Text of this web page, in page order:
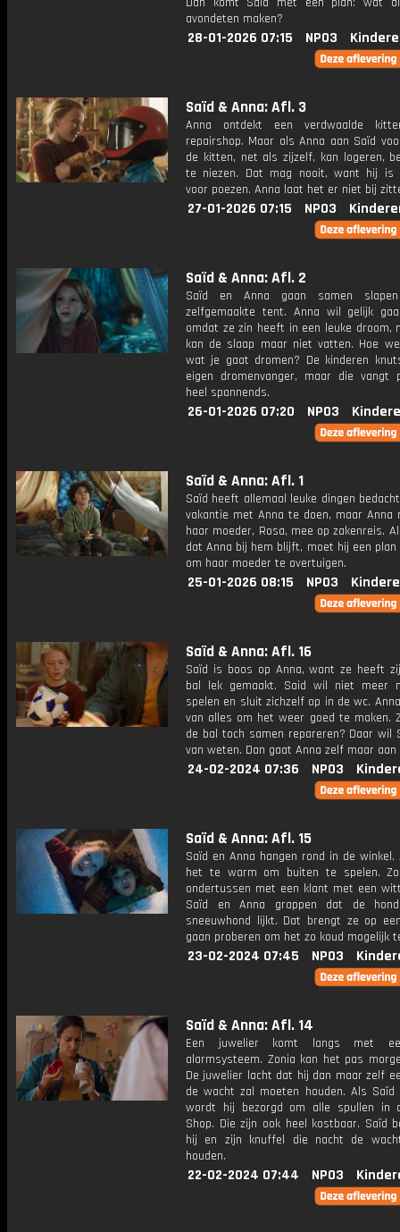
avondeten maken?
28-01-2026 07:15 NPO3
Saïd & Anna: Afl. 3
Anna ontdekt een verdwaalde
repairshop. Maar als Anna aan Saïd
de kitten, net als zijzelf, kan logeren,
te niezen. Dat mag nooit, want hij is
voor poezen. Anna laat het er niet bij
27-01-2026 07:15 NPO3
Saïd & Anna: Afl. 2
Saïd en Anna gaan samen
zelfgemaakte tent. Anna wil gelijk
omdat ze zin heeft in een leuke droom,
kan de slaap maar niet vatten. Hoe
wat je gaat dromen? De kinderen
eigen dromenvanger, maar die vangt
heel spannends.
26-01-2026 07:20 NPO3
Saïd & Anna: Afl. 1
Saïd heeft allemaal leuke dingen
vakantie met Anna te doen, maar Anna
haar moeder, Rosa, mee op zakenreis.
dat Anna bij hem blijft, moet hij een plan
om haar moeder te overtuigen.
25-01-2026 08:15 NPO3
Saïd & Anna: Afl. 16
Saïd is boos op Anna, want ze heeft
bal lek gemaakt. Said wil niet meer
spelen en sluit zichzelf op in de wc.
van alles om het weer goed te maken.
de bal toch samen repareren? Daar wil
van weten. Dan gaat Anna zelf maar aan
24-02-2024 07:36 NPO3
Saïd & Anna: Afl. 15
Saïd en Anna hangen rond in de winkel.
het te warm om buiten te spelen.
ondertussen met een klant met een
Saïd en Anna grappen dat de
sneeuwhond lijkt. Dat brengt ze op
gaan proberen om het zo koud mogelijk
23-02-2024 07:45 NPO3
Saïd & Anna: Afl. 14
Een juwelier komt langs met
alarmsysteem. Zonia kan het pas
De juwelier lacht dat hij dan maar zelf
de wacht zal moeten houden. Als
wordt hij bezorgd om alle spullen in
Shop. Die zijn ook heel kostbaar. Saïd
hij en zijn knuffel die nacht de
houden.
22-02-2024 07:44 NPO3